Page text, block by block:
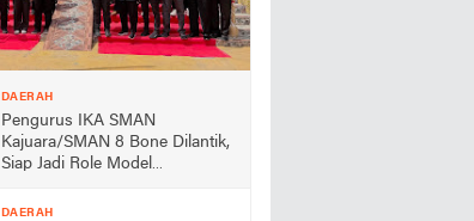
DAERAH
Pengurus IKA SMAN
Kajuara/SMAN 8 Bone Dilantik,
Siap Jadi Role Model
DAERAH